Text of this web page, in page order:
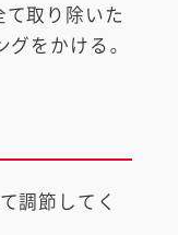
取り除いた
グをかける。
調節してく